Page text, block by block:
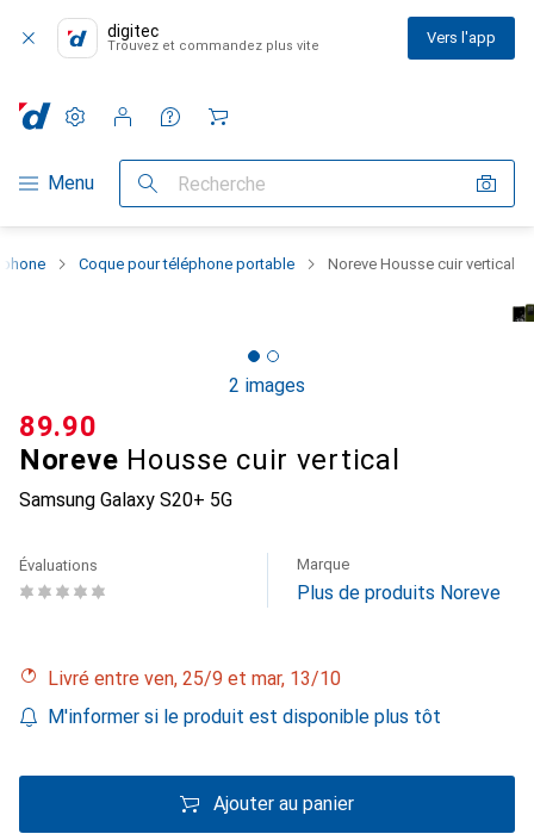
digitec
Trouvez et commandez plus vite Vers l'app
Navigation par catégorie
Menu Recherche
Paramètres
Compte client
Listes de comparaison
Listes d'envies
Panier
Coque pour téléphone portable Noreve Housse cuir vertical
2 images
Noreve Housse cuir vertical
Samsung Galaxy S20+ 5G
CHF
89.90
Évaluations Marque
Plus de produits Noreve
Livré entre ven, 25/9 et mar, 13/10
M'informer si le produit est disponible plus tôt
Ajouter au panier